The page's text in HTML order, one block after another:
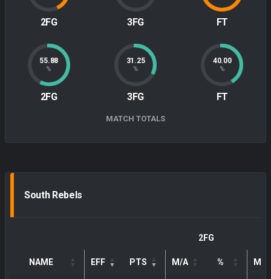
2FG 3FG FT
55.88
%
2FG
31.25
%
3FG
40.00
%
FT
MATCH TOTALS
South Rebels
2FG
NAME EFF PTS M/A % M/A